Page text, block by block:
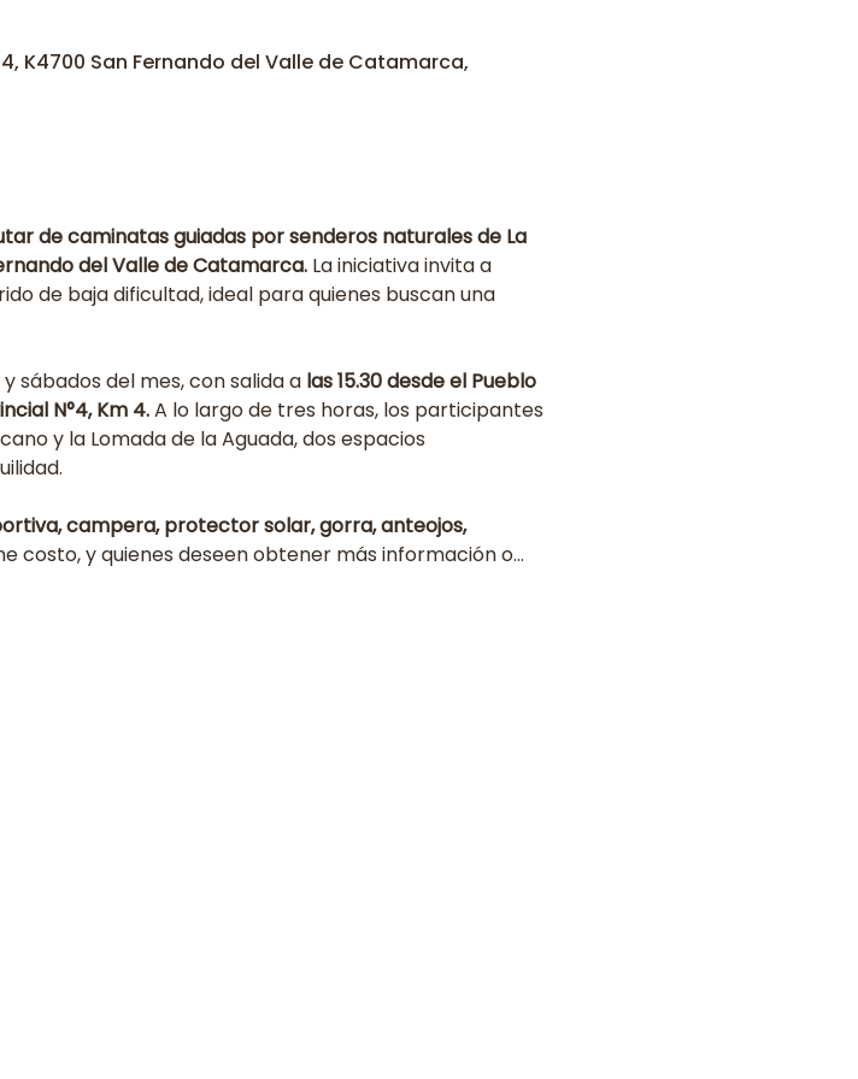
K4700 San Fernando del Valle de Catamarca,
de caminatas guiadas por senderos naturales de La
del Valle de Catamarca. La iniciativa invita a
de baja dificultad, ideal para quienes buscan una
sábados del mes, con salida a las 15.30 desde el Pueblo
N°4, Km 4. A lo largo de tres horas, los participantes
y la Lomada de la Aguada, dos espacios
campera, protector solar, gorra, anteojos,
costo, y quienes deseen obtener más información o…